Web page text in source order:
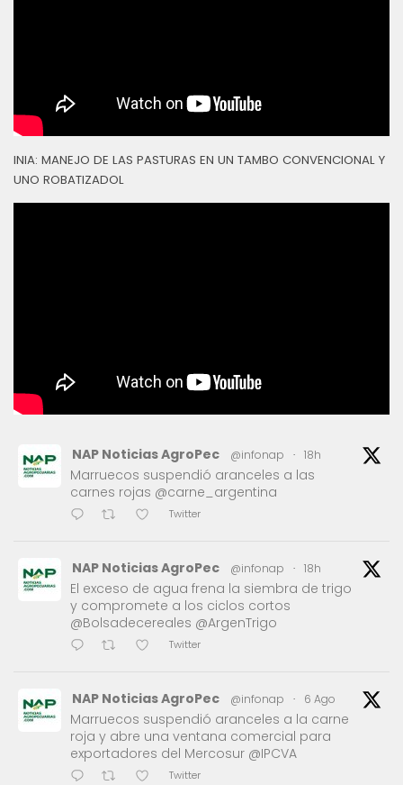
INIA: MANEJO DE LAS PASTURAS EN UN TAMBO CONVENCIONAL Y
UNO ROBATIZADOL
NAP Noticias AgroPec @infonap · 18h
Marruecos suspendió aranceles a las
carnes rojas @carne_argentina
Twitter
NAP Noticias AgroPec @infonap · 18h
El exceso de agua frena la siembra de trigo
y compromete a los ciclos cortos
@Bolsadecereales @ArgenTrigo
Twitter
NAP Noticias AgroPec @infonap · 6 Ago
Marruecos suspendió aranceles a la carne
roja y abre una ventana comercial para
exportadores del Mercosur @IPCVA
Twitter